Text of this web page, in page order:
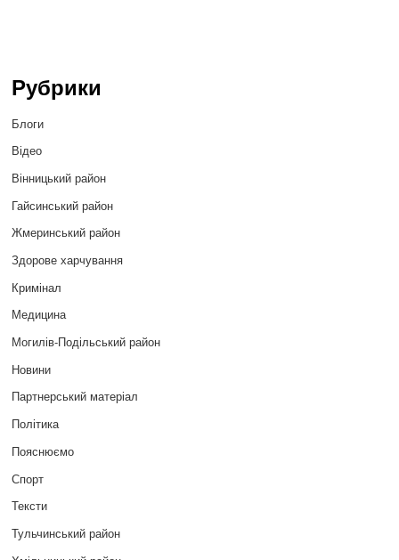
Рубрики
Блоги
Відео
Вінницький район
Гайсинський район
Жмеринський район
Здорове харчування
Кримінал
Медицина
Могилів-Подільський район
Новини
Партнерський матеріал
Політика
Пояснюємо
Спорт
Тексти
Тульчинський район